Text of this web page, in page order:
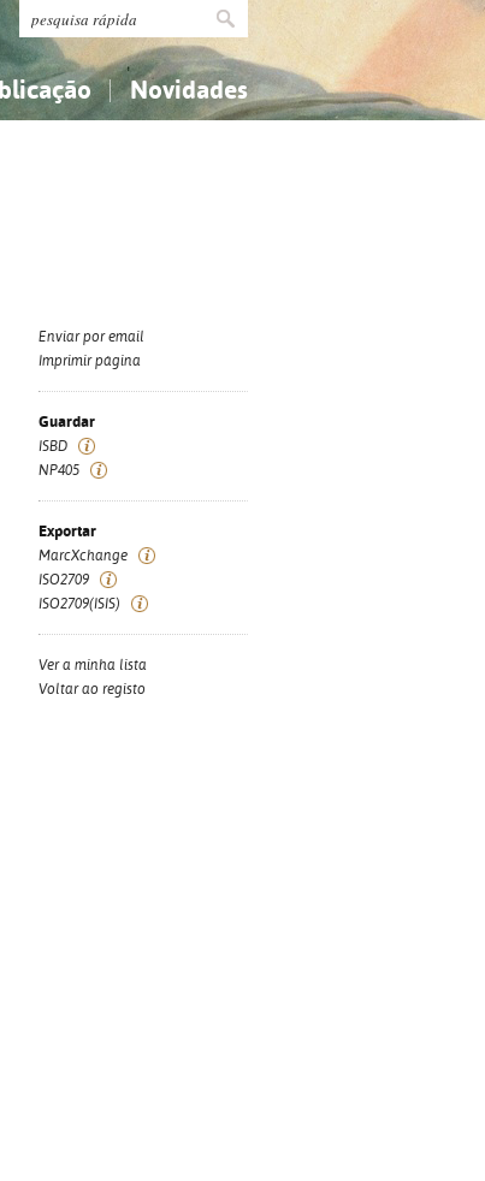
Novidades
Enviar por email
Imprimir página
Guardar
ISBD
NP405
Exportar
MarcXchange
ISO2709
ISO2709(ISIS)
Ver a minha lista
Voltar ao registo